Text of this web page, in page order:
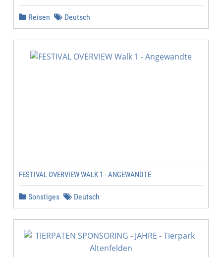
Reisen Deutsch
FESTIVAL OVERVIEW WALK 1 - ANGEWANDTE
Sonstiges Deutsch